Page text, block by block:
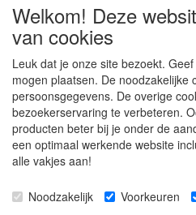
Veteranen
Nieuws
Inkoop
Herroepingslink aanvragen
Copyright Dump Company
SOCIALE MEDIA
Welkom! Deze
van cookies
Leuk dat je onze site bezoekt.
mogen plaatsen. De noodzakelijke
persoonsgegevens. De overige
bezoekerservaring te verbeteren.
producten beter bij je onder de
een optimaal werkende website
alle vakjes aan!
Noodzakelijk Voorkeuren